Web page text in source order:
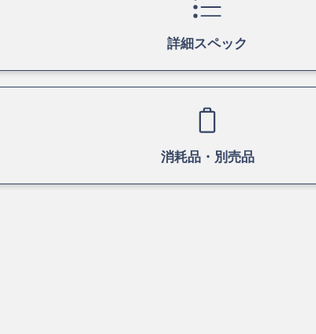
詳細スペック
消耗品・別売品